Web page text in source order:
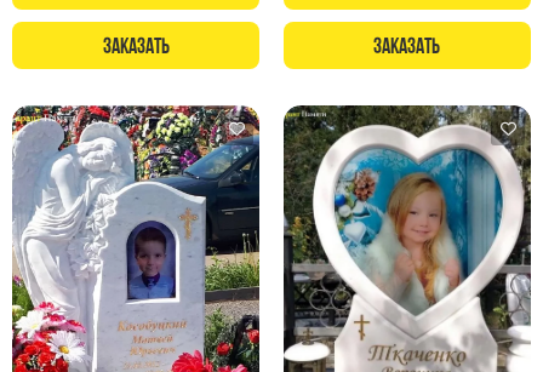
Памятники девушке
Памятники дочери
Памятники мужчине
Памятники дедушке
Памятники мужу
Памятники отцу
Памятники парню
Памятники сыну
Памятники вертикальные
Заказать Заказать